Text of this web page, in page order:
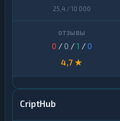
25,4 / 10 000
0 / 0 /1 /0
4,7 ★
CriptHub